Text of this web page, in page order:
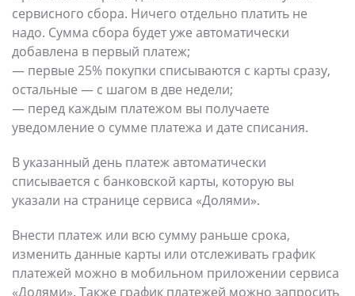
сервисного сбора. Ничего отдельно платить не
надо. Сумма сбора будет уже автоматически
добавлена в первый платеж;
— первые 25% покупки списываются с карты сразу,
остальные — с шагом в две недели;
— перед каждым платежом вы получаете
уведомление о сумме платежа и дате списания.
В указанный день платеж автоматически
списывается с банковской карты, которую вы
указали на странице сервиса «Долями».
Внести платеж или всю сумму раньше срока,
изменить данные карты или отслеживать график
платежей можно в мобильном приложении сервиса
«Долями». Также график платежей можно запросить